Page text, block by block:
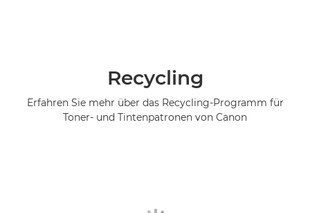
Recycling
Erfahren Sie mehr über das Recycling-Programm für
Toner- und Tintenpatronen von Canon